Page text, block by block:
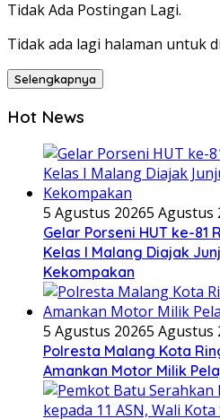
pos
Tidak Ada Postingan Lagi.
Tidak ada lagi halaman untuk
Selengkapnya
Hot News
5 Agustus 20265 Agustus
Gelar Porseni HUT ke-81
Kelas I Malang Diajak
Kekompakan
5 Agustus 20265 Agustus
Polresta Malang Kota
Amankan Motor Milik